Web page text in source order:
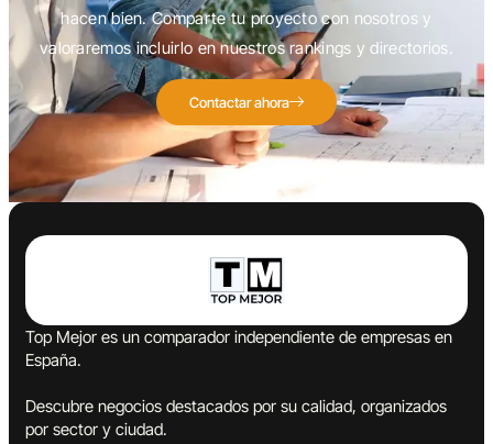
hacen bien. Comparte tu proyecto con nosotros y
valoraremos incluirlo en nuestros rankings y directorios.
Contactar ahora
Top Mejor es un comparador independiente de empresas en
España.
Descubre negocios destacados por su calidad, organizados
por sector y ciudad.